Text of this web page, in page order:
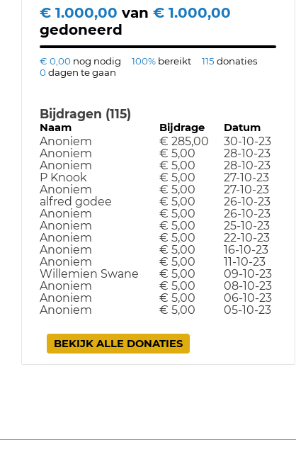
€ 1.000,00 van € 1.000,00
gedoneerd
€ 0,00 nog nodig 100% bereikt 115 donaties
0dagen te gaan
Bijdragen (115)
Naam Bijdrage Datum
Anoniem € 285,00
30-10-23
Anoniem
€ 5,00
28-10-23
Anoniem
€ 5,00
28-10-23
P Knook
€ 5,00
27-10-23
Anoniem
€ 5,00
27-10-23
alfred godee
€ 5,00
26-10-23
Anoniem
€ 5,00
26-10-23
Anoniem
€ 5,00
25-10-23
Anoniem
€ 5,00
22-10-23
Anoniem
€ 5,00
16-10-23
Anoniem
€ 5,00
11-10-23
Willemien Swane
€ 5,00
09-10-23
Anoniem
€ 5,00
08-10-23
Anoniem
€ 5,00
06-10-23
Anoniem
€ 5,00 05-10-23
BEKIJK ALLE DONATIES